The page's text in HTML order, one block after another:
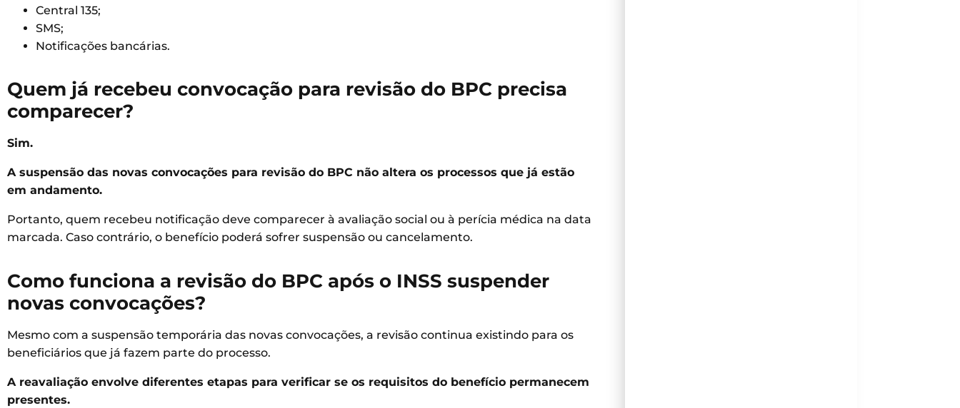
Central 135;
SMS;
Notificações bancárias.
Quem já recebeu convocação para revisão do BPC precisa
comparecer?
Sim.
A suspensão das novas convocações para revisão do BPC não altera os processos que já estão
em andamento.
Portanto, quem recebeu notificação deve comparecer à avaliação social ou à perícia médica na data
marcada. Caso contrário, o benefício poderá sofrer suspensão ou cancelamento.
Como funciona a revisão do BPC após o INSS suspender
novas convocações?
Mesmo com a suspensão temporária das novas convocações, a revisão continua existindo para os
beneficiários que já fazem parte do processo.
A reavaliação envolve diferentes etapas para verificar se os requisitos do benefício permanecem
presentes.